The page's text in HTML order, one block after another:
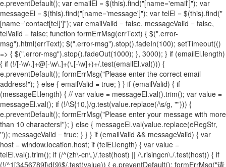
e.preventDefault(); var emailEl = $(this).find("[name='email']"); var
messageEl = $(this).find("[name='message']"); var telEl = $(this).find("
[name='contact[tel]']"); var emailValid = false, messageValid = false,
telValid = false; function formErrMsg(errText) { $(".error-
msg").html(errText); $(".error-msg").stop().fadeIn(100); setTimeout(()
=> { $(".error-msg").stop().fadeOut(1000); }, 3000); } if (emailEl.length)
{ if (!/[-\w\.]+@[-\w\.]+(\.[-\w]+)+/.test(emailEl.val())) {
e.preventDefault(); formErrMsg("Please enter the correct email
address!"); } else { emailValid = true; } } if (emailValid) { if
(messageEl.length) { // var value = messageEl.val().trim(); var value =
messageEl.val(); if (!/\S{10,}/g.test(value.replace(/\s/g, ""))) {
e.preventDefault(); formErrMsg("Please enter your message with more
than 10 characters!"); } else { messageEl.val(value.replace(eRegStr,
'')); messageValid = true; } } } if (emailValid && messageValid) { var
host = window.location.host; if (telEl.length) { var value =
telEl.val().trim(); if (/^(zh\-cn\.)/.test(host) || /\.risingcn\./.test(host)) { if
(!/^1[3456789]\d{9}$/.test(value)) { e.preventDefault(); formErrMsg("请